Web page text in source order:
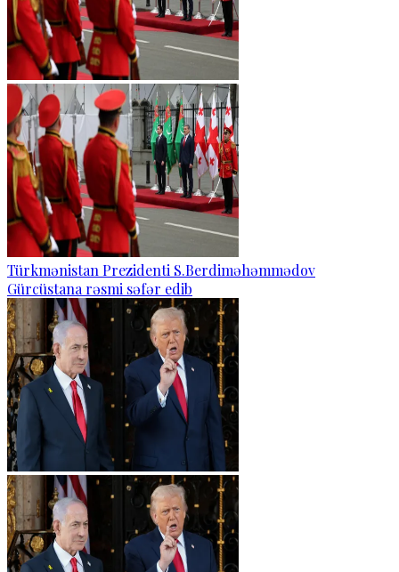
Türkmənistan Prezidenti S.Berdiməhəmmədov
Gürcüstana rəsmi səfər edib